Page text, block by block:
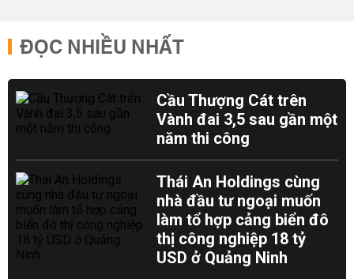
ĐỌC NHIỀU NHẤT
Cầu Thượng Cát trên
Vành đai 3,5 sau gần một
năm thi công
Thái An Holdings cùng
nhà đầu tư ngoại muốn
làm tổ hợp cảng biển đô
thị công nghiệp 18 tỷ
USD ở Quảng Ninh